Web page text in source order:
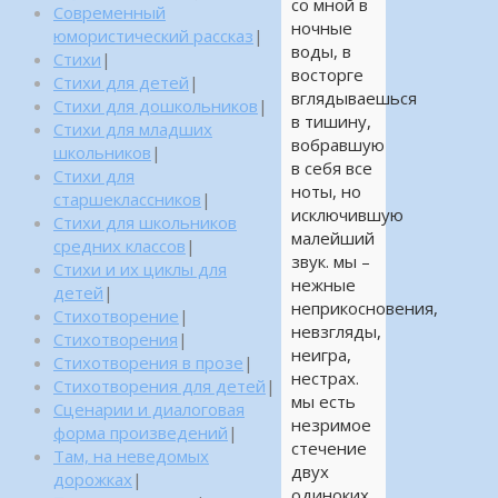
со мной в
ночные
воды, в
восторге
вглядываешься
в тишину,
вобравшую
в себя все
ноты, но
исключившую
малейший
звук. мы –
нежные
неприкосновения,
невзгляды,
неигра,
нестрах.
мы есть
незримое
стечение
двух
Современный
юмористический рассказ |
Стихи |
Стихи для детей |
Стихи для дошкольников |
Стихи для младших
школьников |
Стихи для
старшеклассников |
Стихи для школьников
средних классов |
Стихи и их циклы для
детей |
Стихотворение |
Стихотворения |
Стихотворения в прозе |
Стихотворения для детей |
Сценарии и диалоговая
форма произведений |
Там, на неведомых
дорожках |